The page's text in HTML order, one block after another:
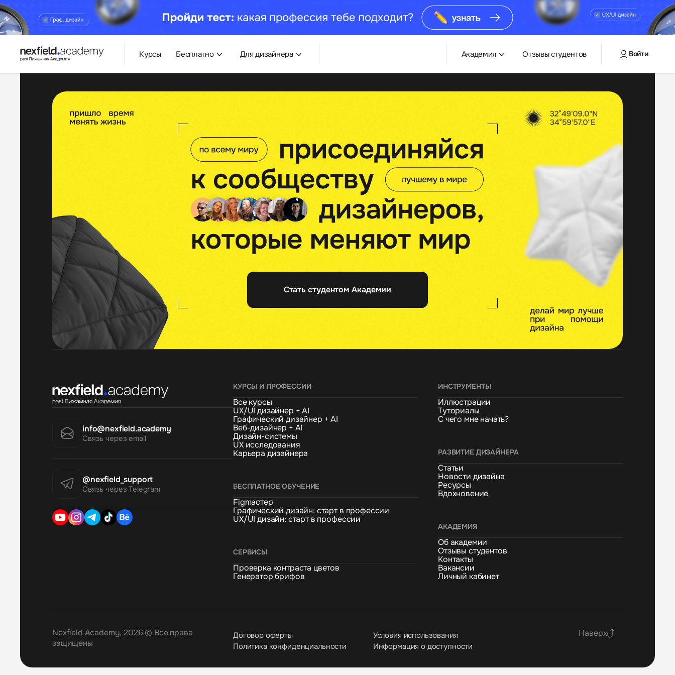
Курсы Бесплатно Для дизайнера Академия Отзывы студентов Войти
Стать студентом Академии
info@nexfield.academy
Связь через email
@nexfield_support
Связь через Telegram
КУРСЫ И ПРОФЕССИИ
Все курсы
UX/UI дизайнер + AI
Графический дизайнер + AI
Веб-дизайнер + AI
Дизайн-системы
UX исследования
Карьера дизайнера
БЕСПЛАТНОЕ ОБУЧЕНИЕ
Figmaстер
Графический дизайн: старт в профессии
UX/UI дизайн: старт в профессии
СЕРВИСЫ
Проверка контраста цветов
Генератор брифов
ИНСТРУМЕНТЫ
Иллюстрации
Туториалы
С чего мне начать?
РАЗВИТИЕ ДИЗАЙНЕРА
Статьи
Новости дизайна
Ресурсы
Вдохновение
АКАДЕМИЯ
Об академии
Отзывы студентов
Контакты
Вакансии
Личный кабинет
Nexfield Academy, 2026 © Все права
защищены
Договор оферты
Политика конфиденциальности
Условия использования
Информация о доступности
Наверх